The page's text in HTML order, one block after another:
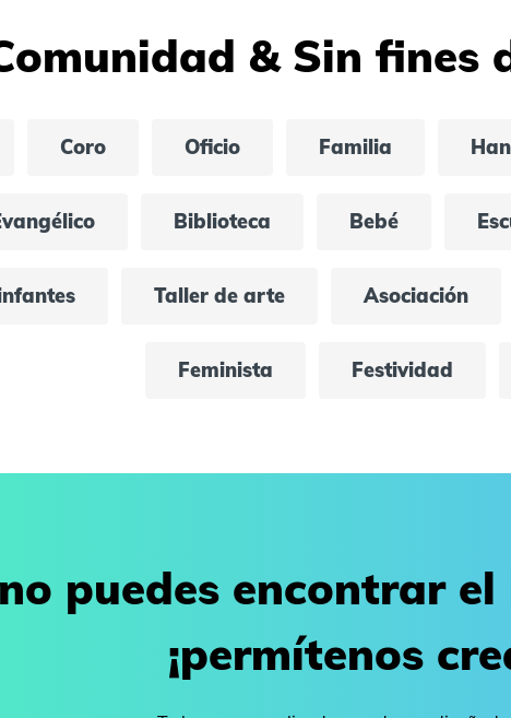
& Sin fines
Coro Oficio Familia
Biblioteca Bebé
Taller de arte Asociación
Feminista Festividad
puedes encontrar
¡permítenos